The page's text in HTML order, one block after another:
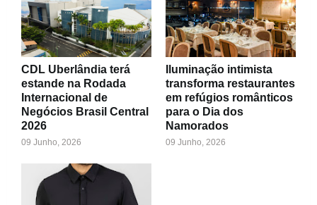
CDL Uberlândia terá
estande na Rodada
Internacional de
Negócios Brasil Central
2026
09 Junho, 2026
Iluminação intimista
transforma restaurantes
em refúgios românticos
para o Dia dos
Namorados
09 Junho, 2026